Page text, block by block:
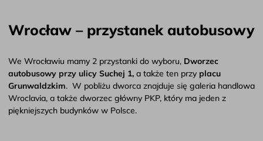
Wrocław – przystanek autobusowy
We Wrocławiu mamy 2 przystanki do wyboru, Dworzec
autobusowy przy ulicy Suchej 1, a także ten przy placu
Grunwaldzkim. W pobliżu dworca znajduje się galeria handlowa
Wroclavia, a także dworzec główny PKP, który ma jeden z
piękniejszych budynków w Polsce.